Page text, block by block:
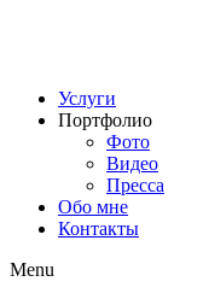
Услуги
Портфолио
Фото
Видео
Пресса
Обо мне
Контакты
Menu